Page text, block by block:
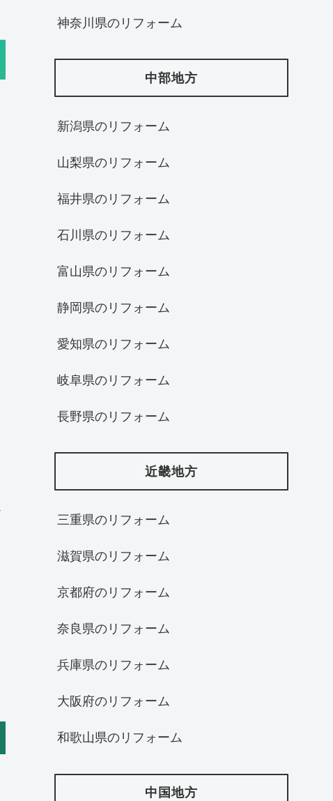
神奈川県のリフォーム
中部地方
新潟県のリフォーム
山梨県のリフォーム
福井県のリフォーム
石川県のリフォーム
富山県のリフォーム
静岡県のリフォーム
愛知県のリフォーム
岐阜県のリフォーム
長野県のリフォーム
近畿地方
三重県のリフォーム
滋賀県のリフォーム
京都府のリフォーム
奈良県のリフォーム
兵庫県のリフォーム
大阪府のリフォーム
和歌山県のリフォーム
中国地方